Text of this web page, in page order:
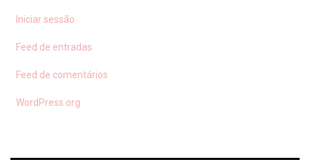
Iniciar sessão
Feed de entradas
Feed de comentários
WordPress.org